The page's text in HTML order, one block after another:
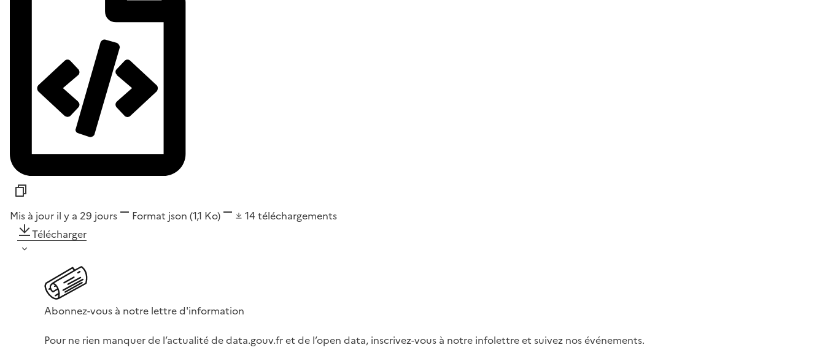
Mis à jour il y a 29 jours Format json (1,1 Ko) 14 téléchargements
Télécharger
Abonnez-vous à notre lettre d'information
Pour ne rien manquer de l’actualité de data.gouv.fr et de l’open data, inscrivez-vous à notre infolettre et suivez nos événements.